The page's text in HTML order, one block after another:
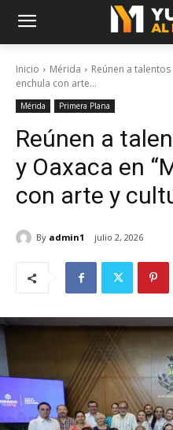
Inicio Mérida
Reúnen a
enchula con arte...
Mérida Primera Plana
Reúnen a
y Oaxaca en
con arte y
By admin1 julio 2, 2026